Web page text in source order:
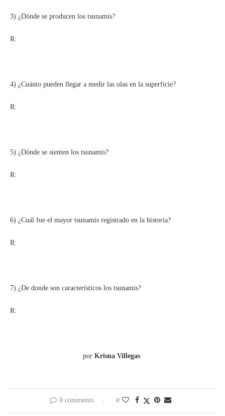
3) ¿Dónde se producen los tsunamis?
R:
4) ¿Cuánto pueden llegar a medir las olas en la superficie?
R:
5) ¿Dónde se sienten los tsunamis?
R:
6) ¿Cuál fue el mayor tsunamis registrado en la historia?
R:
7) ¿De donde son característicos los tsunamis?
R:
por Krisna Villegas
0 comments 0